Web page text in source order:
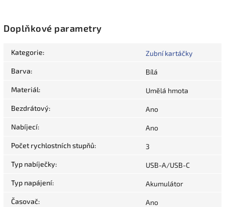
Doplňkové parametry
Kategorie: Zubní kartáčky
Barva: Bílá
Materiál: Umělá hmota
Bezdrátový: Ano
Nabíjecí: Ano
Počet rychlostních stupňů: 3
Typ nabíječky: USB-A/USB-C
Typ napájení: Akumulátor
Časovač: Ano